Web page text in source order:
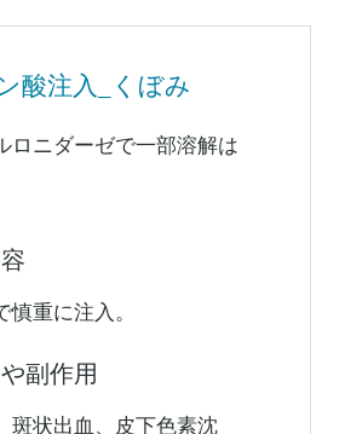
酸注入_くぼみ
ロニダーゼで一部溶解は
慎重に注入。
副作用
斑状出血、皮下色素沈